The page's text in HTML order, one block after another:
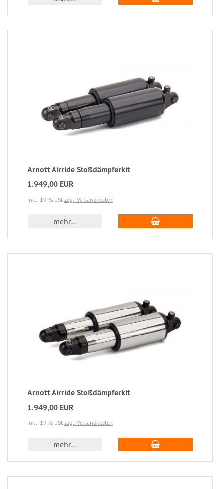
Arnott Airride Stoßdämpferkit
1.949,00 EUR
inkl. 19 % USt zzgl. Versandkosten
mehr...
Arnott Airride Stoßdämpferkit
1.949,00 EUR
inkl. 19 % USt zzgl. Versandkosten
mehr...